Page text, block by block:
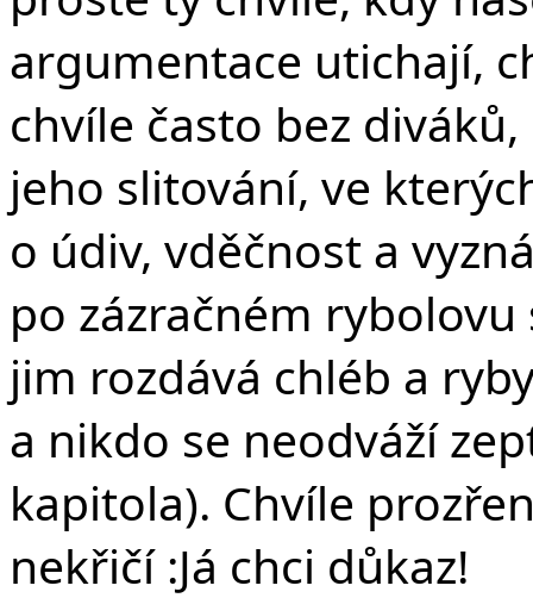
argumentace utichají,
chvíle často bez
jeho slitování, ve
o údiv, vděčnost a
po zázračném rybolovu
jim rozdává chléb a
a nikdo se neodváží
kapitola). Chvíle
nekřičí :Já chci důkaz!